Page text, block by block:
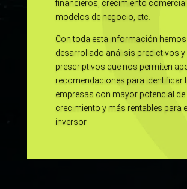
financieros, crecimiento
modelos de negocio, etc.
Con toda esta información hemos
desarrollado análisis predictivos y
prescriptivos que nos permiten
recomendaciones para identificar
empresas con mayor potencial de
crecimiento y más rentables para el
inversor.